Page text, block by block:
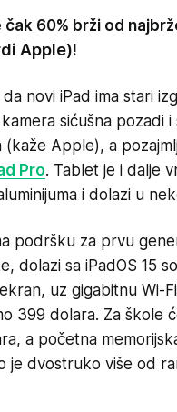
čak 60% brži od
Apple)!
da novi iPad ima stari
sićušna pozadi
(kaže Apple), a
Pro. Tablet je i dalje
i dolazi u
podršku za prvu
dolazi sa iPadOS 15
uz gigabitnu Wi-
399 dolara. Za škole
a početna
je dvostruko više od